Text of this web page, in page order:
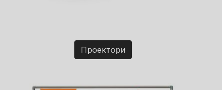
Проектори